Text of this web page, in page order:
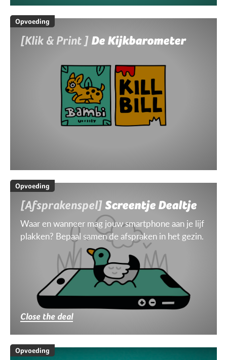
Opvoeding
[Klik & Print ] De Kijkbarometer
Opvoeding
[Afsprakenspel]Screentje Dealtje
Waar en wanneer mag jouw smartphone aan je lijf
plakken? Bepaal samen de afspraken in het gezin.
Close the deal
Opvoeding